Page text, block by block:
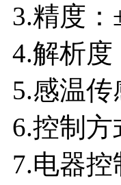
3.精度
4.解析
5.感温
6.控制
7.电器